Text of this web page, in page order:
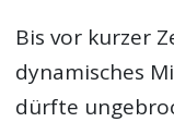
Bis vor kurzer
dynamisches
dürfte